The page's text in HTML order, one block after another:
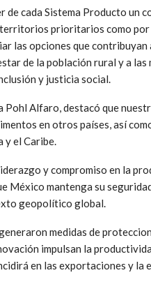
de cada Sistema Producto un
prioritarios como
las opciones que
de la población rural y a las
y justicia social.
Pohl Alfaro, destacó que
en otros países, así
y el Caribe.
y compromiso en la
México mantenga su
geopolítico global.
medidas de
impulsan la
en las exportaciones y la